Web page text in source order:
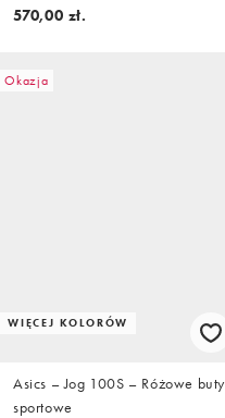
570,00 zł.
Okazja
WIĘCEJ KOLORÓW
Asics – Jog 100S – Różowe buty
sportowe